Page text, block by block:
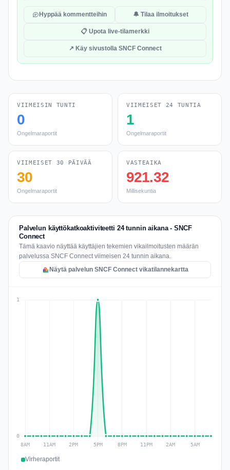
Hyppää kommentteihin 🔔 Tilaa ilmoitukset
📋 Upota live-tilamerkki
↗ Käy sivustolla SNCF Connect
VIIMEISIN TUNTI
0
Ongelmaraportit
VIIMEISET 24 TUNTIA
1
Ongelmaraportit
VIIMEISET 30 PÄIVÄÄ
30
Ongelmaraportit
VASTEAIKA
921.32
Millisekuntia
Palvelun käyttökatkoaktiviteetti 24 tunnin aikana - SNCF
Connect
Tämä kaavio näyttää käyttäjien tekemien vikailmoitusten määrän
palvelussa SNCF Connect viimeisen 24 tunnin aikana.
Näytä palvelun SNCF Connect vikatilannekartta
Virheraportit